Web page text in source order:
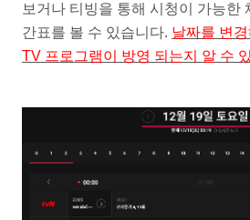
보거나 티빙을 통해 시청이 가능한
간표를 볼 수 있습니다. 날짜를 변
TV 프로그램이 방영 되는지 알 수